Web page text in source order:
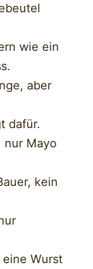
wie ein
aber
dafür.
nur Mayo
kein
Wurst